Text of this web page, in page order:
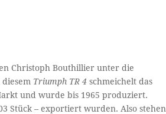
Christoph Bouthillier unter die
Triumph TR 4 schmeichelt das
und wurde bis 1965 produziert.
Stück – exportiert wurden. Also stehen